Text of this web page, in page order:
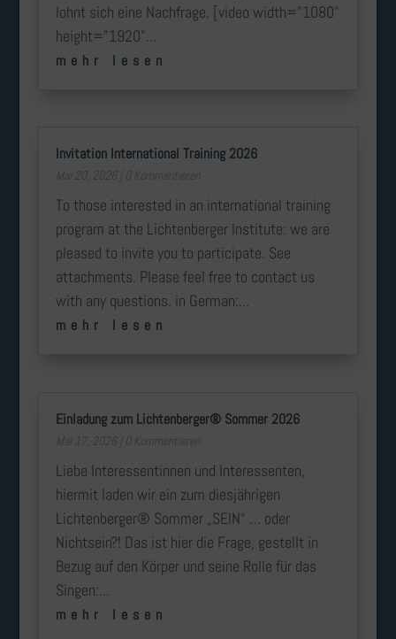
lohnt sich eine Nachfrage. [video width="1080"
height="1920"...
mehr lesen
Invitation International Training 2026
Mai 20, 2026 | 0 Kommentieren
To those interested in an international training
program at the Lichtenberger Institute: we are
pleased to invite you to participate. See
attachments. Please feel free to contact us
with any questions. in German:...
mehr lesen
Einladung zum Lichtenberger® Sommer 2026
Mai 17, 2026 | 0 Kommentieren
Liebe Interessentinnen und Interessenten,
hiermit laden wir ein zum diesjährigen
Lichtenberger® Sommer „SEIN“ … oder
Nichtsein?! Das ist hier die Frage, gestellt in
Bezug auf den Körper und seine Rolle für das
Singen:...
mehr lesen